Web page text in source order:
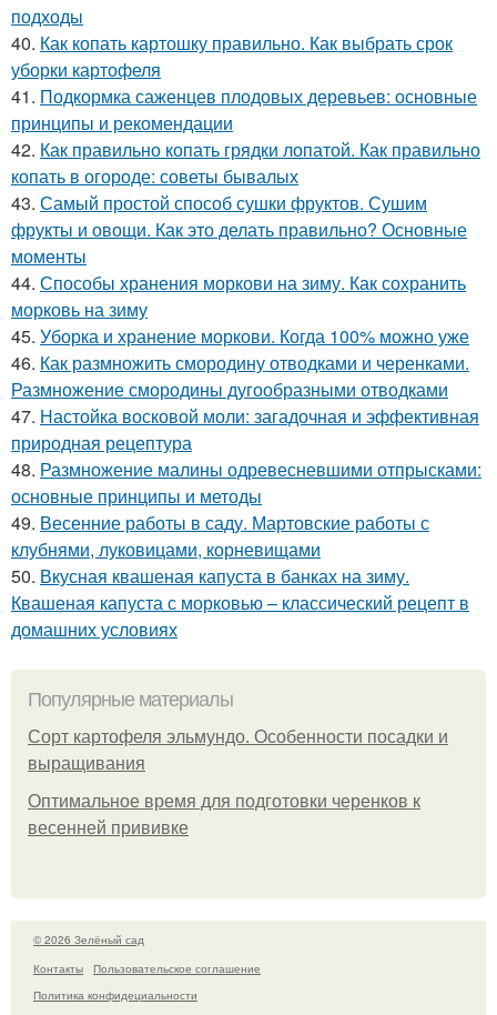
подходы
40. Как копать картошку правильно. Как выбрать срок
уборки картофеля
41. Подкормка саженцев плодовых деревьев: основные
принципы и рекомендации
42. Как правильно копать грядки лопатой. Как правильно
копать в огороде: советы бывалых
43. Самый простой способ сушки фруктов. Сушим
фрукты и овощи. Как это делать правильно? Основные
моменты
44. Способы хранения моркови на зиму. Как сохранить
морковь на зиму
45. Уборка и хранение моркови. Когда 100% можно уже
46. Как размножить смородину отводками и черенками.
Размножение смородины дугообразными отводками
47. Настойка восковой моли: загадочная и эффективная
природная рецептура
48. Размножение малины одревесневшими отпрысками:
основные принципы и методы
49. Весенние работы в саду. Мартовские работы с
клубнями, луковицами, корневищами
50. Вкусная квашеная капуста в банках на зиму.
Квашеная капуста с морковью – классический рецепт в
домашних условиях
Популярные материалы
Сорт картофеля эльмундо. Особенности посадки и
выращивания
Оптимальное время для подготовки черенков к
весенней прививке
© 2026 Зелёный сад
Контакты
Пользовательское соглашение
Политика конфидециальности